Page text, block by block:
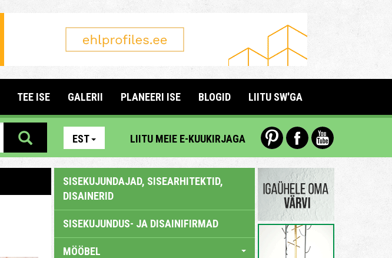
TEE ISE GALERII PLANEERI ISE BLOGID LIITU SW'GA
EST LIITU MEIE E-KUUKIRJAGA
SISEKUJUNDAJAD, SISEARHITEKTID,
DISAINERID
SISEKUJUNDUS- JA DISAINIFIRMAD
MÖÖBEL